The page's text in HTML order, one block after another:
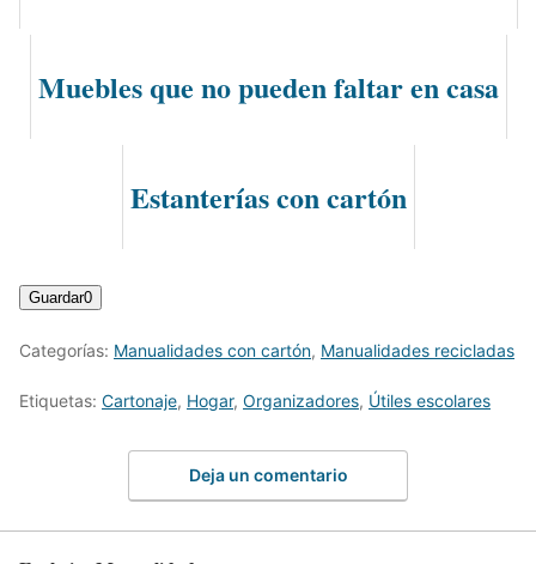
Muebles que no pueden faltar en casa
Estanterías con cartón
Guardar0
Categorías: Manualidades con cartón, Manualidades recicladas
Etiquetas: Cartonaje, Hogar, Organizadores, Útiles escolares
Deja un comentario